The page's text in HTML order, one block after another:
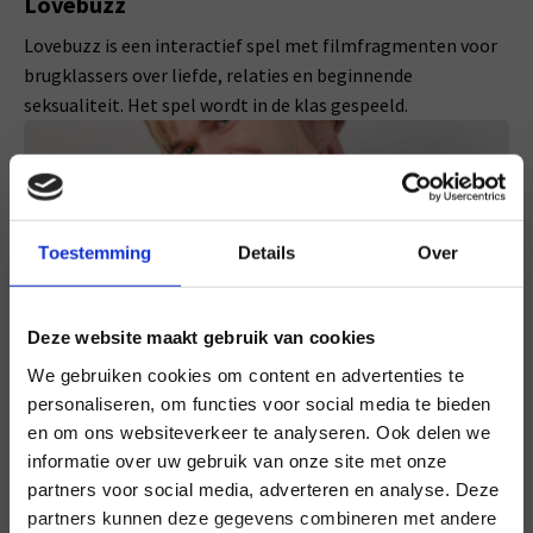
Toestemming Details Over
Deze website maakt gebruik van cookies
We gebruiken cookies om content en advertenties te
personaliseren, om functies voor social media te bieden
en om ons websiteverkeer te analyseren. Ook delen we
informatie over uw gebruik van onze site met onze
partners voor social media, adverteren en analyse. Deze
partners kunnen deze gegevens combineren met andere
Lovebuzz is een interactief spel met filmfragmenten voor
brugklassers over liefde, relaties en beginnende
seksualiteit. Het spel wordt in de klas gespeeld.
theater vo/mbo
Vrienden
×